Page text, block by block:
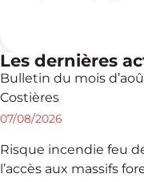
Les dernières
Bulletin du mois
Costières
07/08/2026
Risque incendie feu
l’accès aux massifs